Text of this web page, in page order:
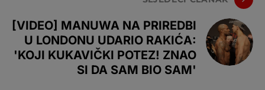
[VIDEO] MANUWA NA PRIREDBI
U LONDONU UDARIO RAKIĆA:
'KOJI KUKAVIČKI POTEZ! ZNAO
SI DA SAM BIO SAM'